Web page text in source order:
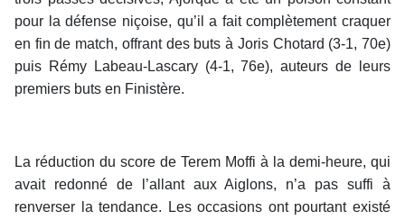
pour la défense niçoise, qu’il a fait complètement craquer
en fin de match, offrant des buts à Joris Chotard (3-1, 70e)
puis Rémy Labeau-Lascary (4-1, 76e), auteurs de leurs
premiers buts en Finistère.
La réduction du score de Terem Moffi à la demi-heure, qui
avait redonné de l’allant aux Aiglons, n’a pas suffi à
renverser la tendance. Les occasions ont pourtant existé